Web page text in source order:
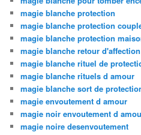
magie blanche protection
magie blanche protection
magie blanche protection
magie blanche retour d'affection
magie blanche rituel de
magie blanche rituels d amour
magie blanche sort de
magie envoutement d amour
magie noir envoutement d
magie noire desenvoutement